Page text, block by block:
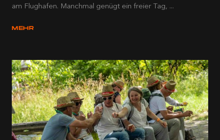
am Flughafen. Manchmal genügt ein freier Tag, ...
MEHR